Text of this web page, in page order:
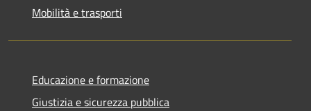
Mobilità e trasporti
Educazione e formazione
Giustizia e sicurezza pubblica